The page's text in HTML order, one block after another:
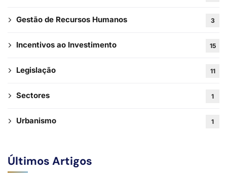
Gestão de Recursos Humanos 3
Incentivos ao Investimento 15
Legislação 11
Sectores 1
Urbanismo 1
Últimos Artigos